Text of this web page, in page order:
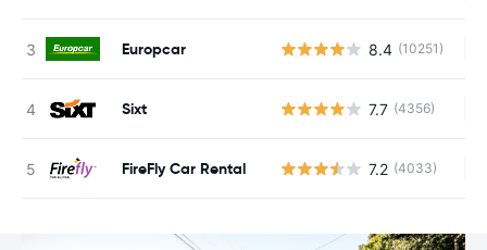
Europcar 8.4 (10251)
Sixt 7.7 (4356)
FireFly Car Rental 7.2 (4033)